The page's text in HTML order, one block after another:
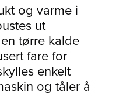
og varme i
ut
tørre kalde
fare for
enkelt
og tåler å